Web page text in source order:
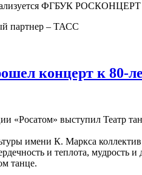
ФГБУК РОСКОНЦЕРТ
партнер – ТАСС
концерт к 80-
«Росатом» выступил Театр
имени К. Маркса
и теплота, мудрость
танце.